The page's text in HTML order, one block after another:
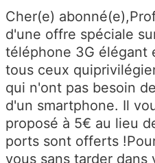
Cher(e)
d'une offre spéciale
téléphone 3G élégant
tous ceux
qui n'ont pas besoin
d'un smartphone. Il
proposé à 5€ au lieu
ports sont offerts
vous sans tarder dans